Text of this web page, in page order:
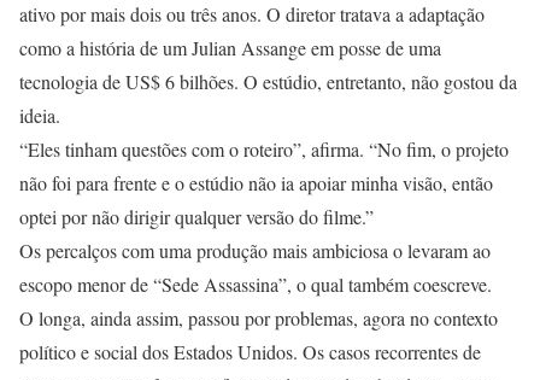
ativo por mais dois ou três anos. O diretor tratava a adaptação
como a história de um Julian Assange em posse de uma
tecnologia de US$ 6 bilhões. O estúdio, entretanto, não gostou da
ideia.
“Eles tinham questões com o roteiro”, afirma. “No fim, o projeto
não foi para frente e o estúdio não ia apoiar minha visão, então
optei por não dirigir qualquer versão do filme.”
Os percalços com uma produção mais ambiciosa o levaram ao
escopo menor de “Sede Assassina”, o qual também coescreve.
O longa, ainda assim, passou por problemas, agora no contexto
político e social dos Estados Unidos. Os casos recorrentes de